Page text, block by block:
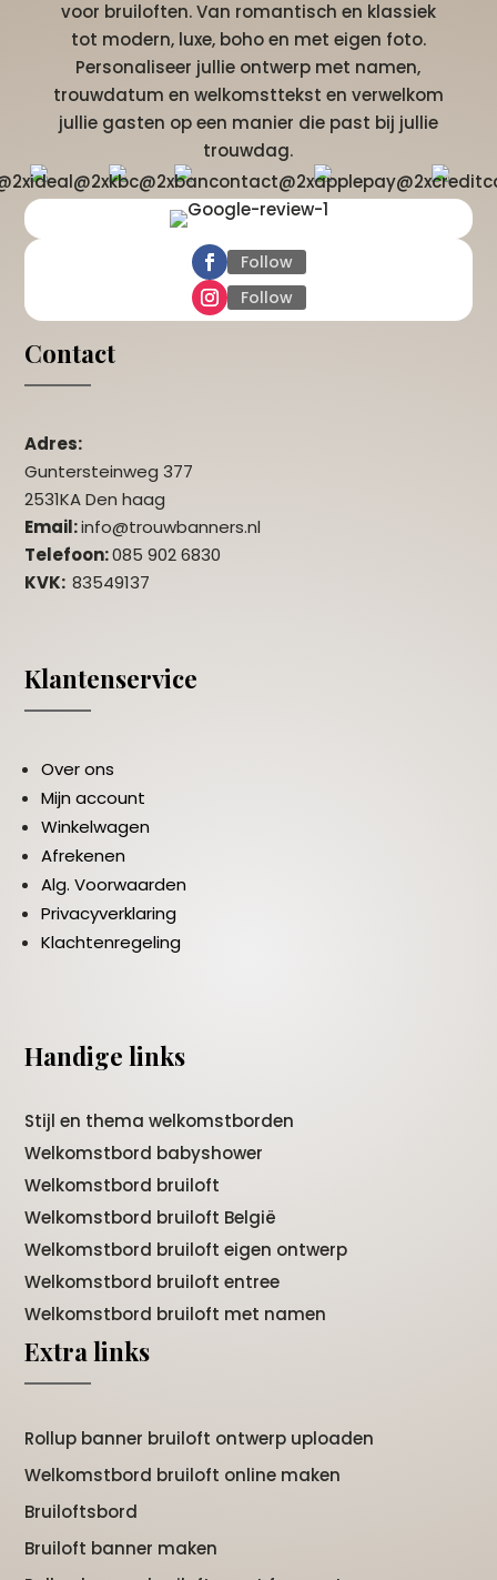
voor bruiloften. Van romantisch en klassiek
tot modern, luxe, boho en met eigen foto.
Personaliseer jullie ontwerp met namen,
trouwdatum en welkomsttekst en verwelkom
jullie gasten op een manier die past bij jullie
trouwdag.
Follow
Follow
Contact
Adres:
Guntersteinweg 377
2531KA Den haag
Email:info@trouwbanners.nl
Telefoon:085 902 6830
KVK:83549137
Klantenservice
Over ons
Mijn account
Winkelwagen
Afrekenen
Alg. Voorwaarden
Privacyverklaring
Klachtenregeling
Handige links
Stijl en thema welkomstborden
Welkomstbord babyshower
Welkomstbord bruiloft
Welkomstbord bruiloft België
Welkomstbord bruiloft eigen ontwerp
Welkomstbord bruiloft entree
Welkomstbord bruiloft met namen
Extra links
Rollup banner bruiloft ontwerp uploaden
Welkomstbord bruiloft online maken
Bruiloftsbord
Bruiloft banner maken